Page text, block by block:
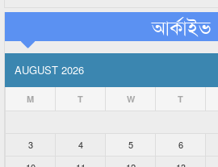
আর্কাইভ
AUGUST 2026
M T W T
3
4 5 6